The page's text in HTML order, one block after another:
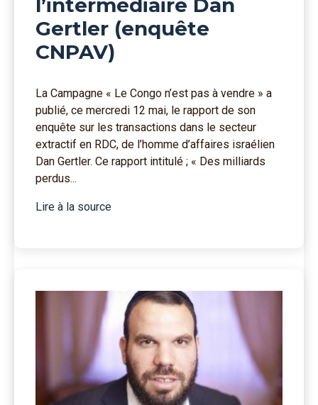
l’intermédiaire Dan
Gertler (enquête
CNPAV)
La Campagne « Le Congo n’est pas à vendre » a
publié, ce mercredi 12 mai, le rapport de son
enquête sur les transactions dans le secteur
extractif en RDC, de l’homme d’affaires israélien
Dan Gertler. Ce rapport intitulé ; « Des milliards
perdus...
Lire à la source